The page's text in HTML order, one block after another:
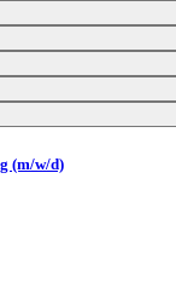
(m/w/d)